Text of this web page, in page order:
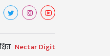
Nectar Digit